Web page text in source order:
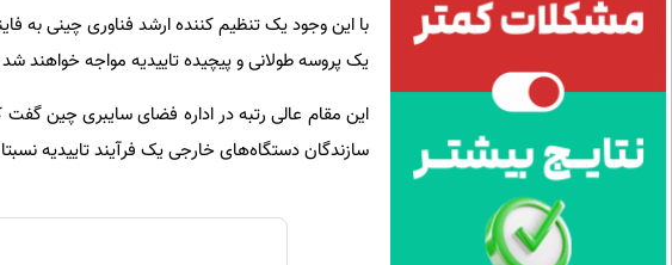
با این وجود یک تنظیم کننده ارشد فناوری چینی به
یک پروسه طولانی و پیچیده تاییدیه مواجه خواهند
این مقام عالی رتبه در اداره فضای سایبری چین
سازندگان دستگاه‌های خارجی یک فرآیند تاییدیه